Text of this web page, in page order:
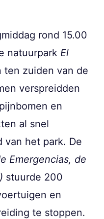
rond 15.00
natuurpark El
ten zuiden van de
verspreidden
en
al snel
van het park. De
Emergencias, de
stuurde 200
en
te stoppen.